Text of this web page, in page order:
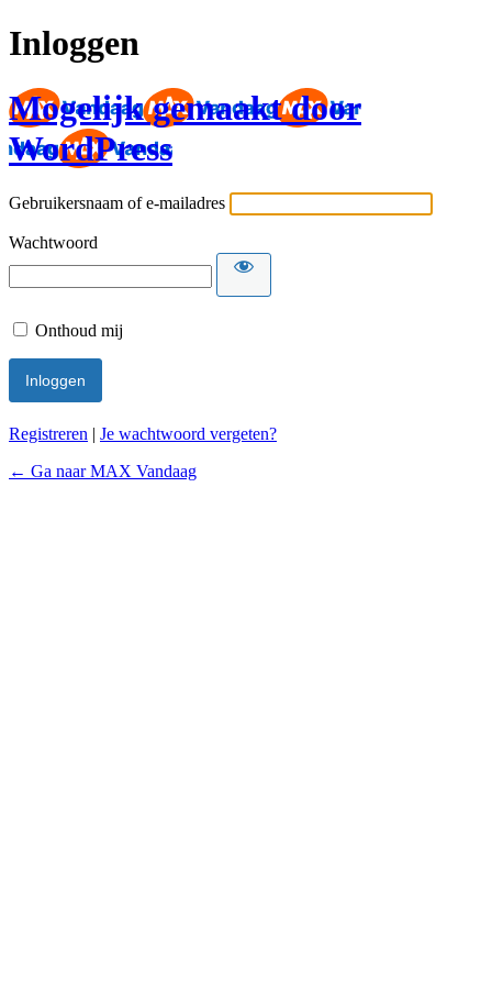
Inloggen
Mogelijk gemaakt door
WordPress
Gebruikersnaam of e-mailadres
Wachtwoord
Onthoud mij
Registreren | Je wachtwoord vergeten?
← Ga naar MAX Vandaag